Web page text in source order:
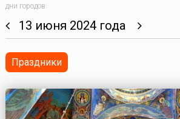
дни городов
13 июня 2024 года
Праздники